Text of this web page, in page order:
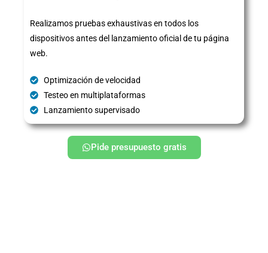
Realizamos pruebas exhaustivas en todos los
dispositivos antes del lanzamiento oficial de tu página
web.
Optimización de velocidad
Testeo en multiplataformas
Lanzamiento supervisado
Pide presupuesto gratis